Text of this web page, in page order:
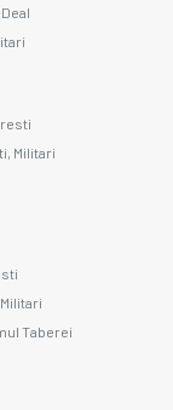
Militari
Taberei